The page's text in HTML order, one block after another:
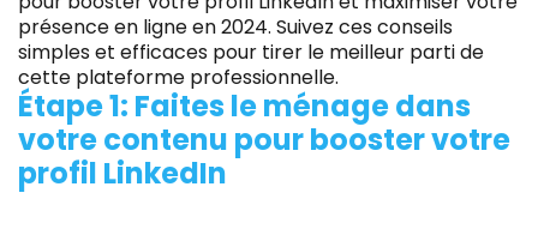
présence en ligne en 2024. Suivez ces conseils
simples et efficaces pour tirer le meilleur parti de
cette plateforme professionnelle.
Étape 1: Faites le ménage dans
votre contenu pour booster votre
profil LinkedIn